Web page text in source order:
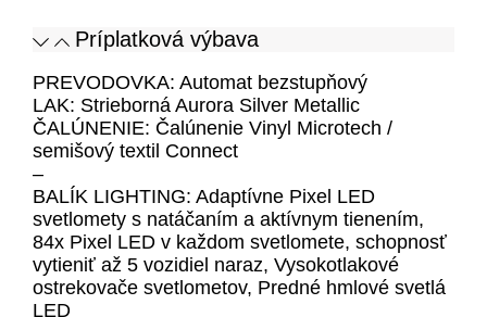
Príplatková výbava
PREVODOVKA: Automat bezstupňový
LAK: Strieborná Aurora Silver Metallic
ČALÚNENIE: Čalúnenie Vinyl Microtech /
semišový textil Connect
–
BALÍK LIGHTING: Adaptívne Pixel LED
svetlomety s natáčaním a aktívnym tienením,
84x Pixel LED v každom svetlomete, schopnosť
vytieniť až 5 vozidiel naraz, Vysokotlakové
ostrekovače svetlometov, Predné hmlové svetlá
LED